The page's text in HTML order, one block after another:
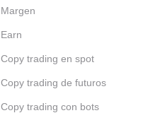
Margen
Earn
Copy trading en spot
Copy trading de futuros
Copy trading con bots